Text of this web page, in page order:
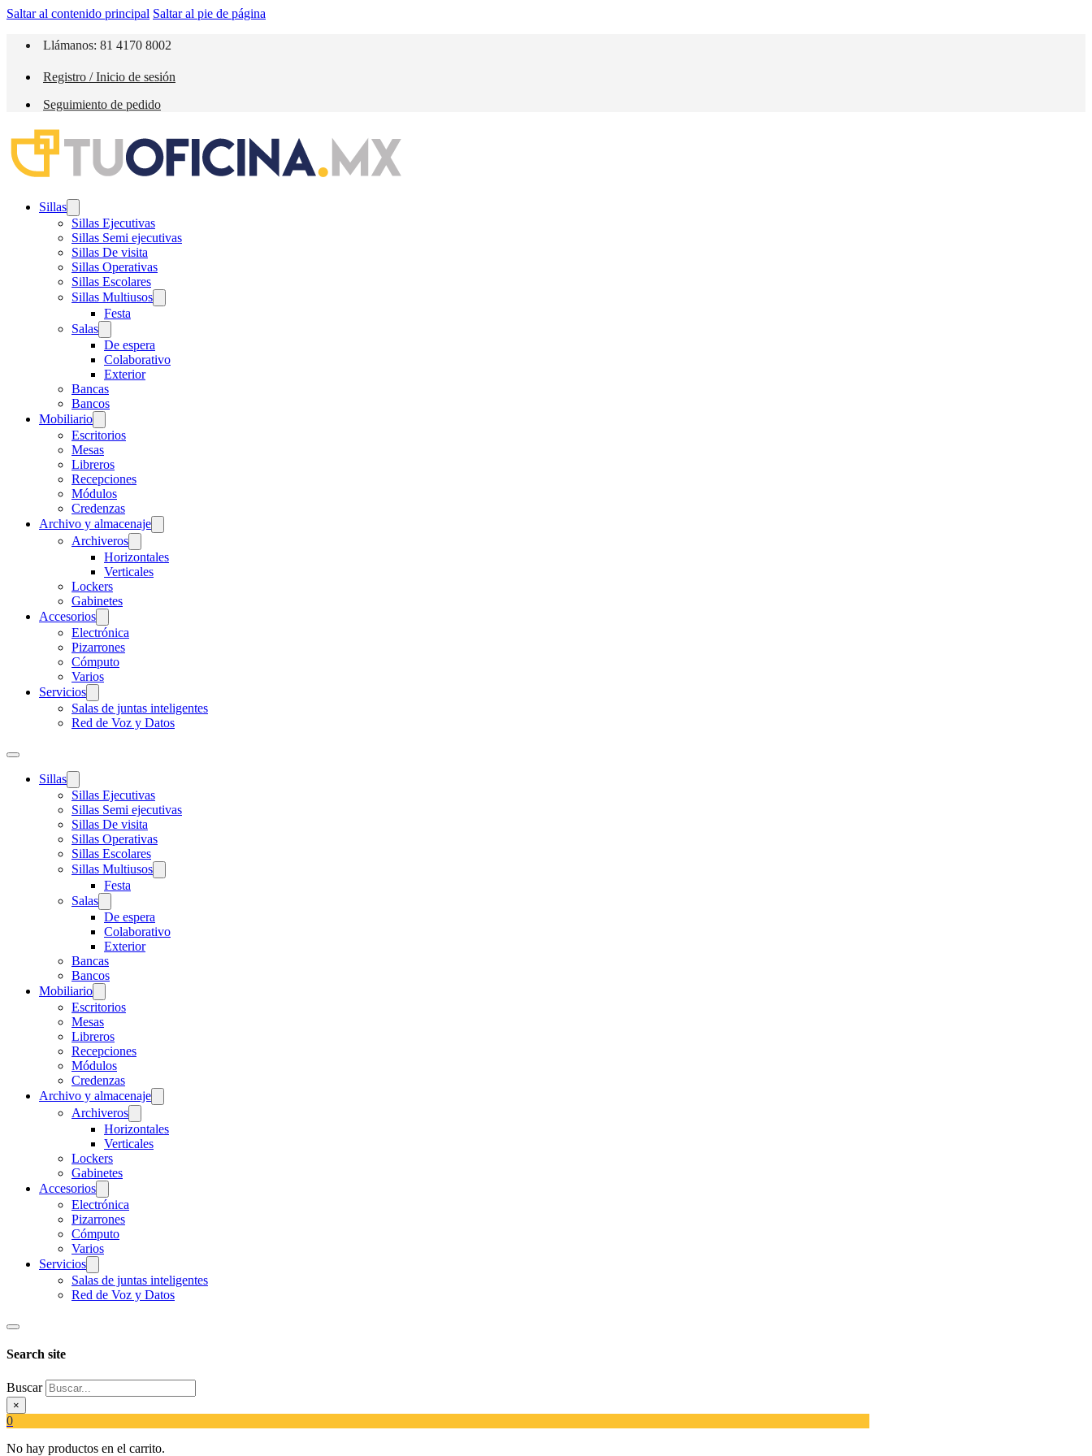
Saltar al contenido principal Saltar al pie de página
Llámanos: 81 4170 8002
Registro / Inicio de sesión
Seguimiento de pedido
Sillas
Sillas Ejecutivas
Sillas Semi ejecutivas
Sillas De visita
Sillas Operativas
Sillas Escolares
Sillas Multiusos
Festa
Salas
De espera
Colaborativo
Exterior
Bancas
Bancos
Mobiliario
Escritorios
Mesas
Libreros
Recepciones
Módulos
Credenzas
Archivo y almacenaje
Archiveros
Horizontales
Verticales
Lockers
Gabinetes
Accesorios
Electrónica
Pizarrones
Cómputo
Varios
Servicios
Salas de juntas inteligentes
Red de Voz y Datos
Sillas
Sillas Ejecutivas
Sillas Semi ejecutivas
Sillas De visita
Sillas Operativas
Sillas Escolares
Sillas Multiusos
Festa
Salas
De espera
Colaborativo
Exterior
Bancas
Bancos
Mobiliario
Escritorios
Mesas
Libreros
Recepciones
Módulos
Credenzas
Archivo y almacenaje
Archiveros
Horizontales
Verticales
Lockers
Gabinetes
Accesorios
Electrónica
Pizarrones
Cómputo
Varios
Servicios
Salas de juntas inteligentes
Red de Voz y Datos
Search site
Buscar
×
0
No hay productos en el carrito.